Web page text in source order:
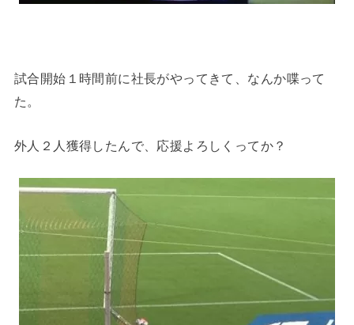
試合開始１時間前に社長がやってきて、なんか喋って
た。
外人２人獲得したんで、応援よろしくってか？